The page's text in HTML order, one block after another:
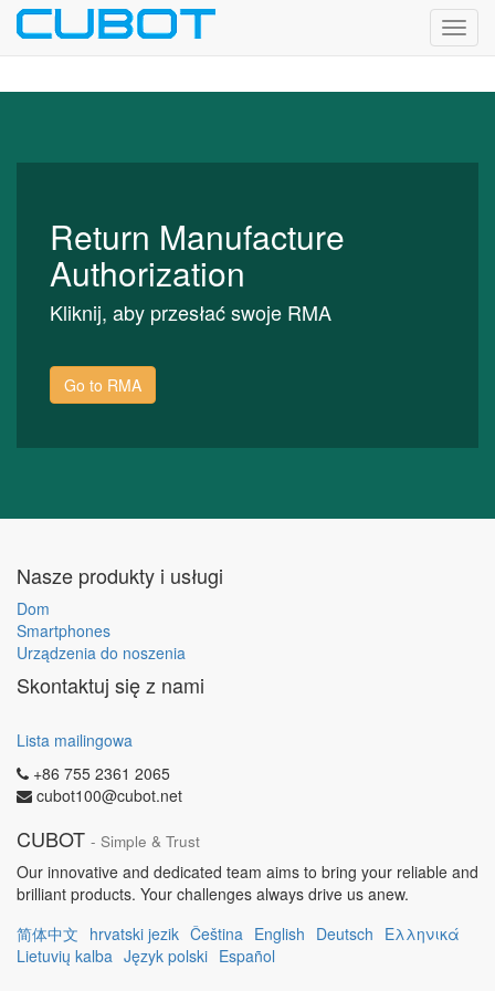
Return Manufacture
Authorization
Kliknij, aby przesłać swoje RMA
Go to RMA
Nasze produkty i usługi
Dom
Smartphones
Urządzenia do noszenia
Skontaktuj się z nami
Lista mailingowa
+86 755 2361 2065
cubot100@cubot.net
CUBOT - Simple & Trust
Our innovative and dedicated team aims to bring your reliable and
brilliant products. Your challenges always drive us anew.
简体中文 hrvatski jezik Čeština English Deutsch Ελληνικά
Lietuvių kalba Język polski Español